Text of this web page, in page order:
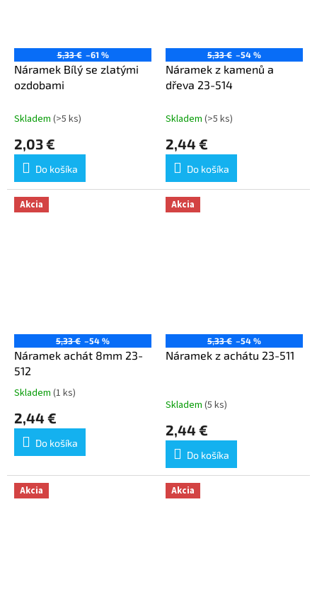
5,33 € –61 %
Náramek Bílý se zlatými
ozdobami
Skladem (>5 ks)
2,03 €
Do košíka
5,33 € –54 %
Náramek z kamenů a
dřeva 23-514
Skladem (>5 ks)
2,44 €
Do košíka
Akcia
5,33 € –54 %
Náramek achát 8mm 23-
512
Priemerné
produktu
5,0
5
hviezdičiek.
Skladem (1 ks)
2,44 €
Do košíka
Akcia
5,33 € –54 %
Náramek z achátu 23-511
Skladem (5 ks)
2,44 €
Do košíka
Akcia Akcia